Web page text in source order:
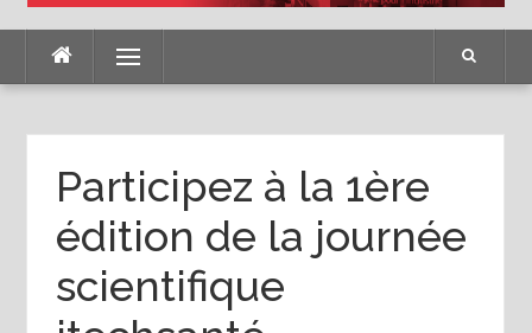
Menu
Participez à la 1ère
édition de la journée
scientifique